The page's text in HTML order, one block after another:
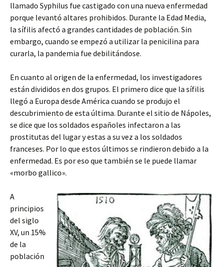
llamado Syphilus fue castigado con una nueva enfermedad
porque levantó altares prohibidos. Durante la Edad Media,
la sífilis afectó a grandes cantidades de población. Sin
embargo, cuando se empezó a utilizar la penicilina para
curarla, la pandemia fue debilitándose.
En cuanto al origen de la enfermedad, los investigadores
están divididos en dos grupos. El primero dice que la sífilis
llegó a Europa desde América cuando se produjo el
descubrimiento de esta última. Durante el sitio de Nápoles,
se dice que los soldados españoles infectaron a las
prostitutas del lugar y estas a su vez a los soldados
franceses. Por lo que estos últimos se rindieron debido a la
enfermedad. Es por eso que también se le puede llamar
«morbo gallico».
A
principios
del siglo
XV, un 15%
de la
población